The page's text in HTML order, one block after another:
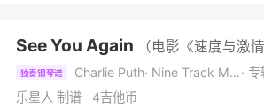
See You Again （电影《速度与激
独奏钢琴谱 Charlie Puth · Nine Track Mind·
乐星人 制谱 4吉他币